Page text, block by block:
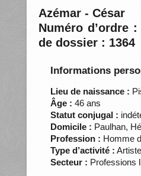
Azémar - César
Numéro d’ordre
de dossier : 1364
Informations
Lieu de naissance :
Âge : 46 ans
Statut conjugal :
Domicile : Paulhan,
Profession : Homme
Type d’activité :
Secteur : Professions